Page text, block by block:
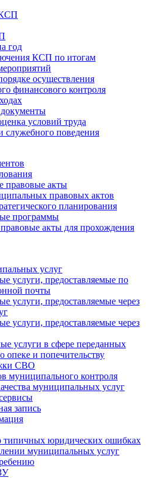
год
КСП по итогам
осуществления
финансового контроля
условий труда
служебного поведения
правовые акты
правовых актов
планирования
программы
акты для прохождения
услуг
услуги, предоставляемые по
почты
услуги, предоставляемые через
услуги, предоставляемые через
услуги в сфере переданных
опеке и попечительству
СВО
муниципального контроля
муниципальных услуг
запись
юридических ошибках
муниципальных услуг